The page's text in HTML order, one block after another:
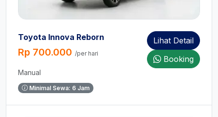
Toyota Innova Reborn
Rp 700.000 /per hari
Manual
Minimal Sewa: 6 Jam
Lihat Detail
Booking